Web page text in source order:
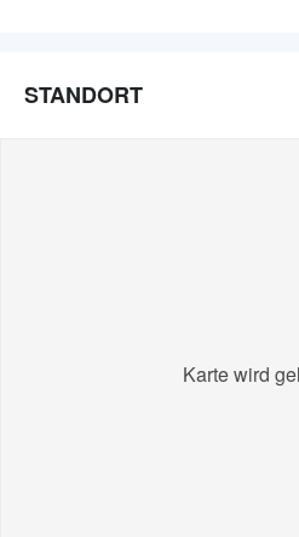
STANDORT
Karte wird